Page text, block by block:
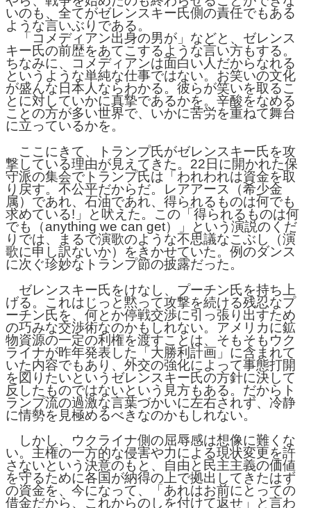
いのも、全てがゼレンスキー氏側の責任でもある
ような言いぶりである。
「コメディアン出身の男が」などと、ゼレンス
キー氏の前歴をあてこするような言い方もする。
ちなみに、コメディアンは面白い人だからなれる
というような単純な仕事ではない。お笑いの文化
が盛んな日本人ならわかる。彼らが笑いを取るこ
とに対していかに真摯であるかを。辛酸をなめる
ことの方が多い世界で、いかに苦労を重ねて舞台
に立っているかを。
ここにきて、トランプ氏がゼレンスキー氏を攻
撃している理由が見えてきた。22日に開かれた保
守派の集会でトランプ氏は「われわれは資金を取
り戻す。不公平だからだ。レアアース（希少金
属）であれ、石油であれ、得られるものは何でも
求めている!」と吠えた。この「得られるものは何
でも（anything we can get）」という演説のくだ
りでは、まるで演歌のような不思議なこぶし（演
歌に申し訳ないか）をきかせていた。例のダンス
に次ぐ珍妙なトランプ節の披露だった。
ゼレンスキー氏をけなし、プーチン氏を持ち上
げる。これはじっと黙って攻撃を続ける残忍なプ
ーチン氏を、何とか停戦交渉に引っ張り出すため
の巧みな交渉術なのかもしれない。アメリカに鉱
物資源の一定の利権を渡すことは、そもそもウク
ライナが昨年発表した「大勝利計画」に含まれて
いた内容でもあり、外交の強化によって事態打開
を図りたいというゼレンスキー氏の方針に決して
反したものではないという見方もある。だからト
ランプ流の過激な言葉づかいに左右されず、冷静
に情勢を見極めるべきなのかもしれない。
しかし、ウクライナ側の屈辱感は想像に難くな
い。主権の一方的な侵害や力による現状変更を許
さないという決意のもと、自由と民主主義の価値
を守るために各国が納得の上で拠出してきたはず
の資金を、今になって、「あれはお前にとっての
借金だから、これからのしを付けて返せ」と言わ